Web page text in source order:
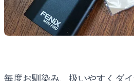
毎度お馴染み、扱いやすくダ